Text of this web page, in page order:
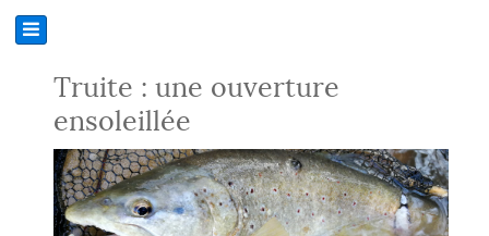
Truite : une ouverture
ensoleillée